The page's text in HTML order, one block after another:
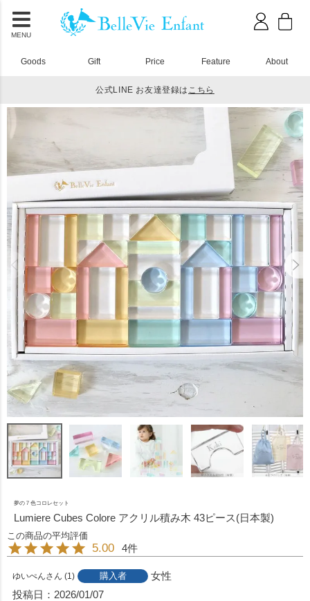
MENU
Goods Gift Price Feature About
公式LINE お友達登録は こちら
Lumiere Cubes Colore アクリル積み木 43ピース(日本製)
夢の７色コロレセット
Lumiere Cubes Colore アクリル積み木 43ピース(日本製)
5.00 4
ゆいぺん 1 購入者
女性
投稿日
2026/01/07